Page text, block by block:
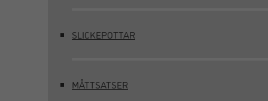
SLICKEPOTTAR
MÅTTSATSER